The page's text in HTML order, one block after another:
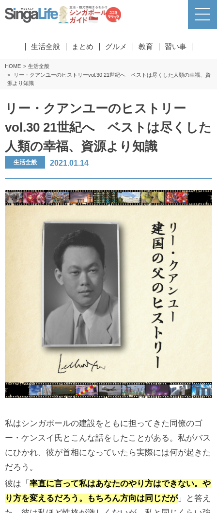
生活全般 まとめ グルメ 教育 習い事
HOME
生活全般
リー・クアンユーのヒストリーvol.30 21世紀へ ベストは尽くした人類の幸福、資
源より知識
リー・クアンユーのヒストリー
vol.30 21世紀へ ベストは尽くした
人類の幸福、資源より知識
生活全般 2021.01.14
私はシンガポールの建設をともに担ってきた同僚のゴ
ー・ケンスイ氏とこんな話をしたことがある。私がバス
にひかれ、彼が首相になっていたら実際には何が起きた
だろう。
彼は「 率直に言って私はあなたのやり方はできない。や
り方を変えるだろう。もちろん方向は同じだが」と答え